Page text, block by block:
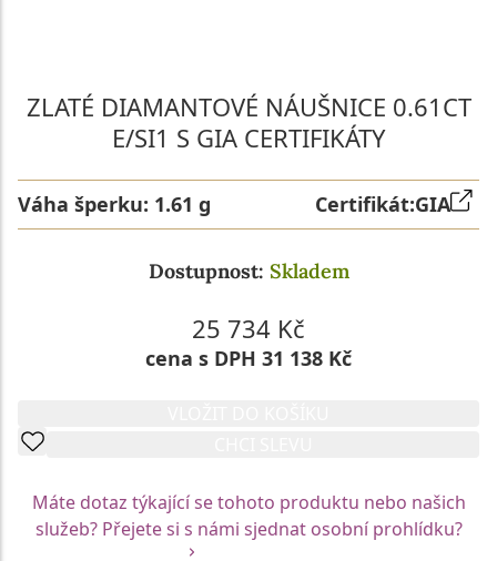
ZLATÉ DIAMANTOVÉ NÁUŠNICE 0.61CT
E/SI1 S GIA CERTIFIKÁTY
Váha šperku: 1.61 g Certifikát:GIA
Dostupnost: Skladem
25 734 Kč
cena s DPH 31 138 Kč
Máte dotaz týkající se tohoto produktu nebo našich
služeb? Přejete si s námi sjednat osobní prohlídku?